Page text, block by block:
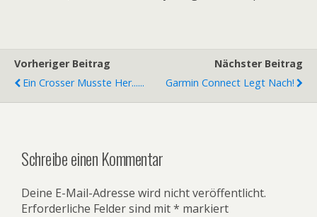
Vorheriger Beitrag
Ein Crosser Musste Her......
Nächster Beitrag
Garmin Connect Legt Nach!
Schreibe einen Kommentar
Deine E-Mail-Adresse wird nicht veröffentlicht.
Erforderliche Felder sind mit* markiert